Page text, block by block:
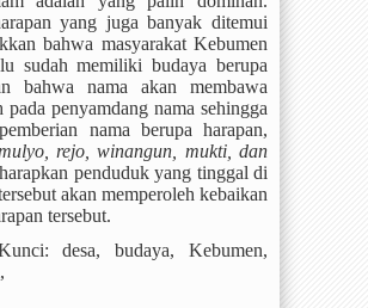
yang juga banyak ditemui
bahwa masyarakat Kebumen
sudah memiliki budaya berupa
bahwa nama akan membawa
pada penyamdang nama sehingga
nama berupa harapan,
rejo, winangun, mukti, dan
penduduk yang tinggal di
akan memperoleh kebaikan
tersebut.
desa, budaya, Kebumen,